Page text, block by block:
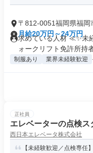
〒812-0051福岡県福岡
月給20万円～24万円
求めている人材 ≪✨未
ォークリフト免許所持者
制服あり 業界未経験歓迎
正社員
エレベーターの点検ス
西日本エレベータ株式会社
【未経験歓迎／点検専任